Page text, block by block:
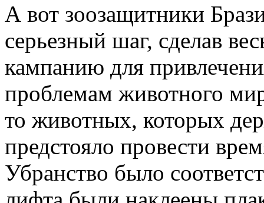
А вот зоозащитники
серьезный шаг, сделав
кампанию для
проблемам животного
то животных, которых
предстояло провести
Убранство было